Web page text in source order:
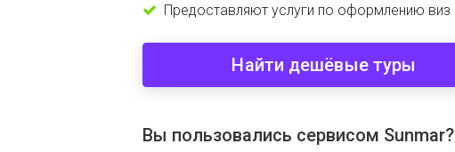
Предоставляют услуги по оформлению виз
Найти дешёвые туры
Вы пользовались сервисом Sunmar?